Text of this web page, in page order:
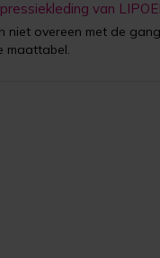
van
niet overeen met de
maattabel.